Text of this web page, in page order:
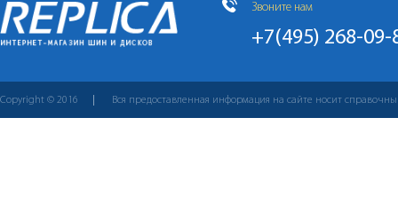
Звоните нам
+7(495) 268-09-
Copyright © 2016 Вся предоставленная информация на сайте носит